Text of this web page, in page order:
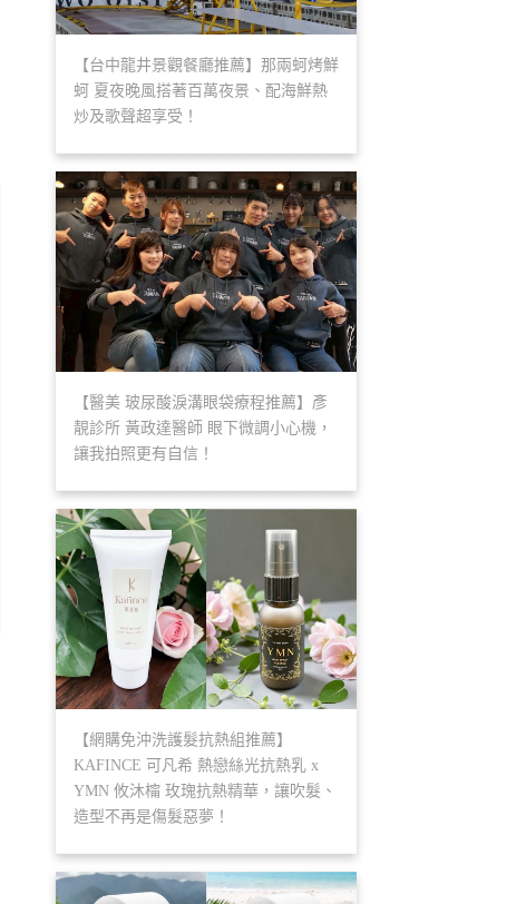
【台中龍井景觀餐廳推薦】那兩蚵烤鮮
蚵 夏夜晚風搭著百萬夜景、配海鮮熱
炒及歌聲超享受！
【醫美 玻尿酸淚溝眼袋療程推薦】彥
靚診所 黃政達醫師 眼下微調小心機，
讓我拍照更有自信！
【網購免沖洗護髮抗熱組推薦】
KAFINCE 可凡希 熱戀絲光抗熱乳 x
YMN 攸沐橣 玫瑰抗熱精華，讓吹髮、
造型不再是傷髮惡夢！